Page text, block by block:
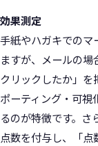
効果測定
手紙やハガキでのマ
ますが、メールの
クリックしたか」を
ポーティング・可視
るのが特徴です。
点数を付与し、「点